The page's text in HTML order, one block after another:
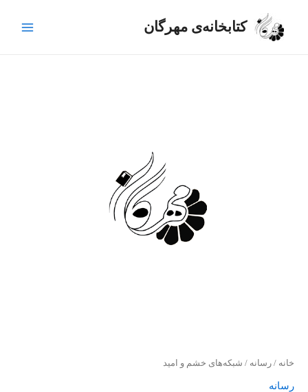
کتابخانه‌ی مهرگان
خانه / رسانه / شبکه‌های خشم و امید
رسانه